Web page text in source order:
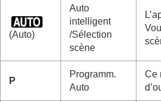
Changement des réglages de
Fonctions disponibles avec un
Utilisation d’un ordinateur
Si vous avez des problèmes
(Auto)
Auto
intelligent
/Sélection
scène
P
Programm.
Auto
Ce